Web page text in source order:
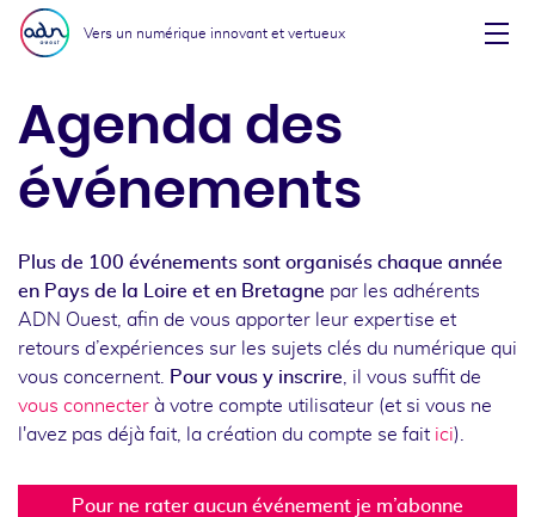
Aller au menu
Aller au contenu
Vers un numérique innovant et vertueux
Agenda des
événements
Plus de 100 événements sont organisés chaque année
en Pays de la Loire et en Bretagne par les adhérents
ADN Ouest, afin de vous apporter leur expertise et
retours d’expériences sur les sujets clés du numérique qui
vous concernent.
Pour vous y inscrire , il vous suffit de
vous connecter à votre compte utilisateur (et si vous ne
l'avez pas déjà fait, la création du compte se fait ici).
Pour ne rater aucun événement je m’abonne